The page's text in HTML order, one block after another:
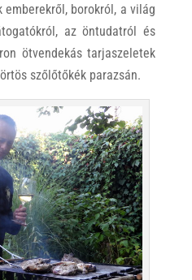
borokról, a világ
az öntudatról és
ötvendekás tarjaszeletek
szőlőtőkék parazsán.